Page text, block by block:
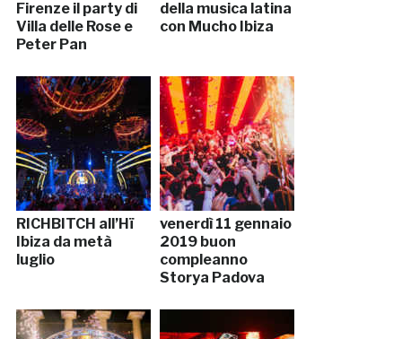
Firenze il party di
Villa delle Rose e
Peter Pan
della musica latina
con Mucho Ibiza
RICHBITCH all’Hï
Ibiza da metà
luglio
venerdì 11 gennaio
2019 buon
compleanno
Storya Padova